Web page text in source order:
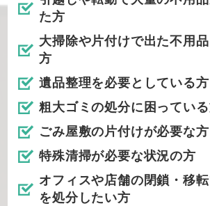
た方
大掃除や片付けで出た不用
方
遺品整理を必要としている方
粗大ゴミの処分に困ってい
ごみ屋敷の片付けが必要な方
特殊清掃が必要な状況の方
オフィスや店舗の閉鎖・移
を処分したい方